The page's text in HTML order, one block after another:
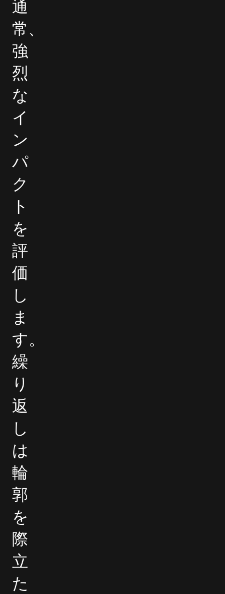
通
常、
強
烈
な
イ
ン
パ
ク
ト
を
評
価
し
ま
す。
繰
り
返
し
は
輪
郭
を
際
立
た